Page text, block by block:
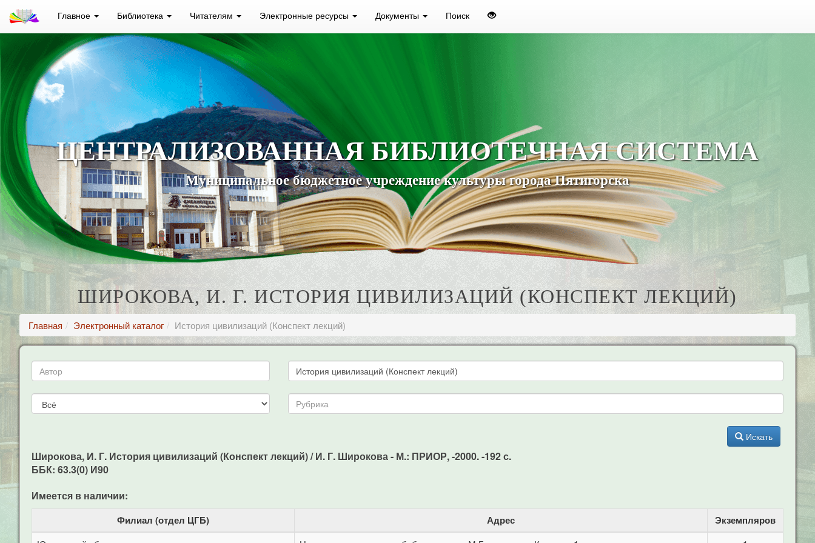
Главное Библиотека Читателям Электронные ресурсы Документы Поиск
ЦЕНТРАЛИЗОВАННАЯ БИБЛИОТЕЧНАЯ СИСТЕМА
Муниципальное бюджетное учреждение культуры города Пятигорска
ШИРОКОВА, И. Г. ИСТОРИЯ ЦИВИЛИЗАЦИЙ (КОНСПЕКТ ЛЕКЦИЙ)
Главная Электронный каталог История цивилизаций (Конспект лекций)
Искать
Широкова, И. Г. История цивилизаций (Конспект лекций) / И. Г. Широкова - М.: ПРИОР, -2000. -192 с.
ББК: 63.3(0) И90
Имеется в наличии:
Филиал (отдел ЦГБ) Адрес Экземпляров